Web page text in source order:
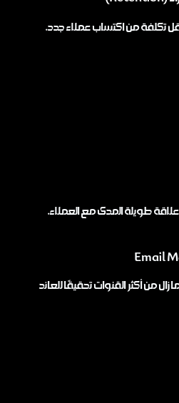
تكلفة من اكتساب عملاء جدد.
علاقة طويلة المدى مع العملاء.
زال من أكثر القنوات تحقيقًا للعائد